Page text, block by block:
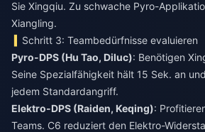
Sie Xingqiu. Zu schwache Pyro-
Xiangling.
Schritt 3: Teambedürfnisse evaluieren
Pyro-DPS (Hu Tao, Diluc): Benötigen
Seine Spezialfähigkeit hält 15 Sek. an
jedem Standardangriff.
Elektro-DPS (Raiden, Keqing):
Teams. C6 reduziert den Elektro-